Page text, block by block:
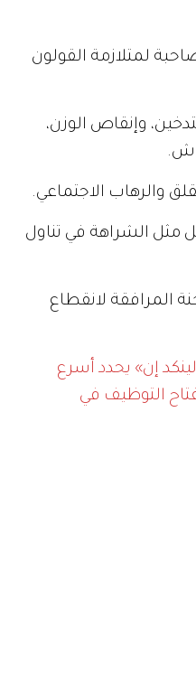
لمتلازمة القولون
وإنقاص الوزن،
والرهاب الاجتماعي.
مثل الشراهة في تناول
المرافقة لانقطاع
إن» يحدد أسرع
التوظيف في